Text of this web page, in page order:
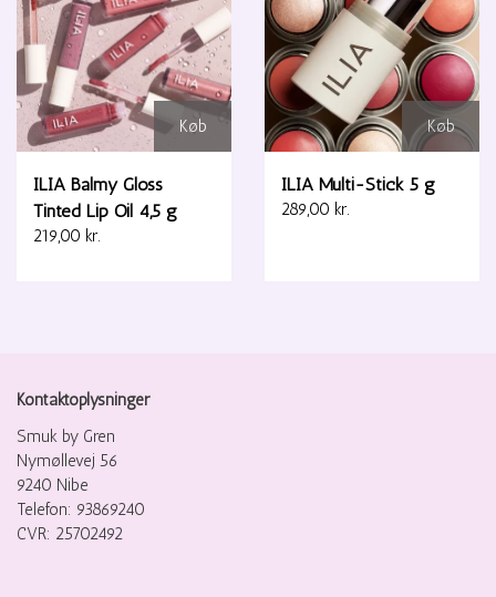
Køb
ILIA Balmy Gloss
Tinted Lip Oil 4,5 g
219,00 kr.
Køb
ILIA Multi-Stick 5 g
289,00 kr.
Kontaktoplysninger
Smuk by Gren
Nymøllevej 56
9240 Nibe
Telefon: 93869240
CVR: 25702492